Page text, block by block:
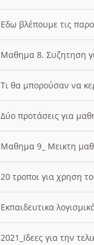
Εδω βλέπουμε τις
Μαθημα 8. Συζητηση
Τι θα μπορούσαν να
Δύο προτάσεις για
Μαθημα 9_ Μεικτη
20 τροποι για χρηση
Εκπαιδευτικα
2021_Ιδεες για την